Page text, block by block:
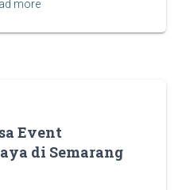
more
Event
di Semarang